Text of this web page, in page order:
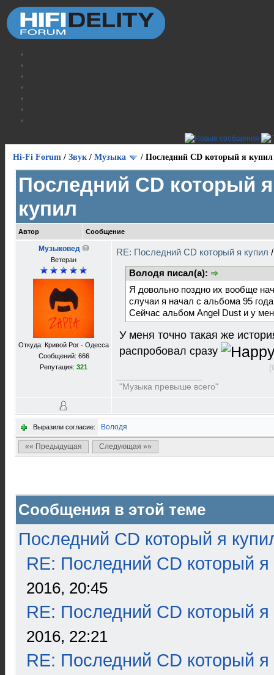
Hi-Fi Forum / Звук / Музыка / Последний CD который я купил
Последний CD который я
купил
Автор Сообщение
Музыковед
Ветеран
Откуда: Кривой Рог - Одесса
Сообщений: 666
Репутация: 321
RE: Последний CD который я купил
Володя писал(а):
Я довольно поздно их вообще
случаи я начал с альбома 95
Сейчас альбом Angel Dust и у
У меня точно такая же
распробовал сразу
"Музыка превыше всего"
Выразили согласие: Володя
«« Предыдущая Следующая »»
Сообщения в этой теме
Последний CD который я
RE: Последний CD который я
2016, 20:45
RE: Последний CD который я
2016, 22:21
RE: Последний CD который я